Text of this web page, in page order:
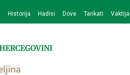
Historija Hadisi Dove Tarikati Vaktija